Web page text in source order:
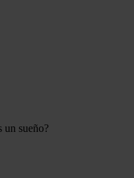
un sueño?